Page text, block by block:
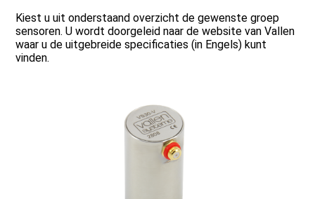
Kiest u uit onderstaand overzicht de gewenste groep
sensoren. U wordt doorgeleid naar de website van Vallen
waar u de uitgebreide specificaties (in Engels) kunt
vinden.